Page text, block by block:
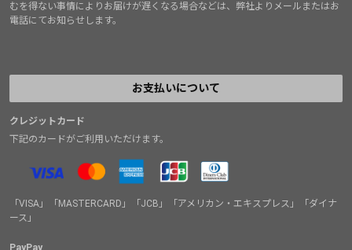
むを得ない事情によりお届けが遅くなる場合などは、弊社よりメールまたはお
電話にてお知らせします。
お支払いについて
クレジットカード
下記のカードがご利用いただけます。
「VISA」「MASTERCARD」「JCB」「アメリカン・エキスプレス」「ダイナ
ース」